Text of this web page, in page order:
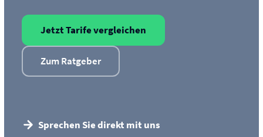
Jetzt Tarife vergleichen
Zum Ratgeber
Sprechen Sie direkt mit uns